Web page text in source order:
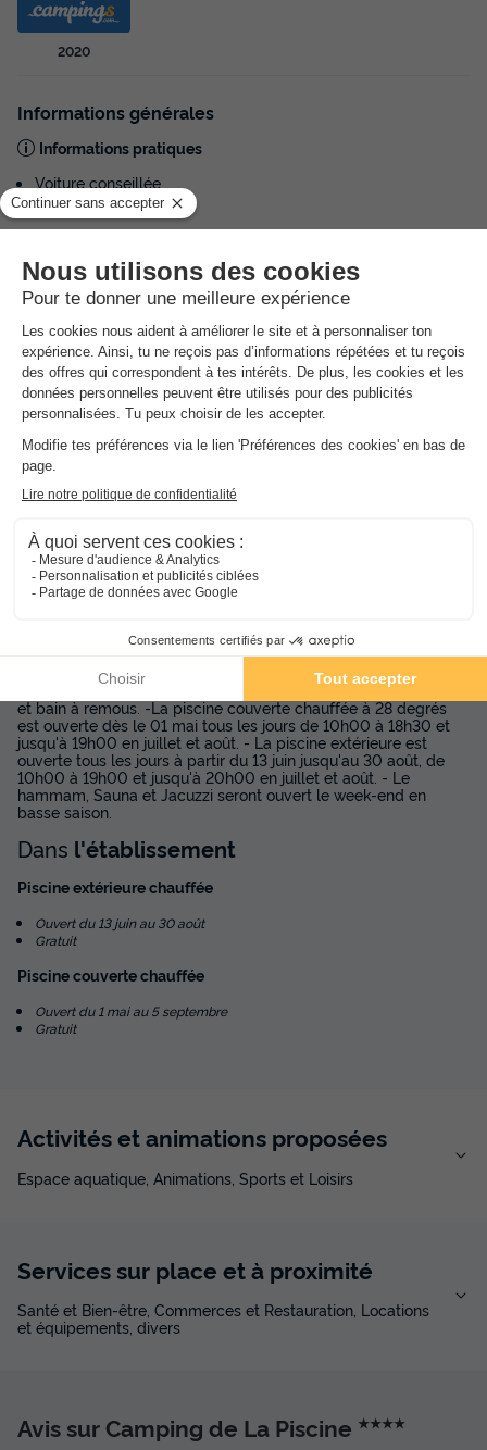
2020
Informations générales
Informations pratiques
Voiture conseillée
NRA :
Espaceaquatique
(les montants indiqués sont susceptibles d'évoluer au cours de la saison et
sont à titre indicatif, ils seront à régler sur place)
Vous profiterez sur place d'un espace aquatique composé
d'une piscine couverte chauffée avec pataugeoire et jeux d'eau
pour les enfants ainsi qu'un espace extérieur avec toboggans
et bain à remous. -La piscine couverte chauffée à 28 degrés
est ouverte dès le 01 mai tous les jours de 10h00 à 18h30 et
jusqu'à 19h00 en juillet et août. - La piscine extérieure est
ouverte tous les jours à partir du 13 juin jusqu'au 30 août, de
10h00 à 19h00 et jusqu'à 20h00 en juillet et août. - Le
hammam, Sauna et Jacuzzi seront ouvert le week-end en
basse saison.
Dans l'établissement
Piscine extérieure chauffée
Ouvert du 13 juin au 30 août
Gratuit
Piscine couverte chauffée
Ouvert du 1 mai au 5 septembre
Gratuit
Activités et animations proposées
Espace aquatique, Animations, Sports et Loisirs
Services sur place et à proximité
Santé et Bien-être, Commerces et Restauration, Locations
et équipements, divers
Avis sur Camping de La Piscine ★★★★